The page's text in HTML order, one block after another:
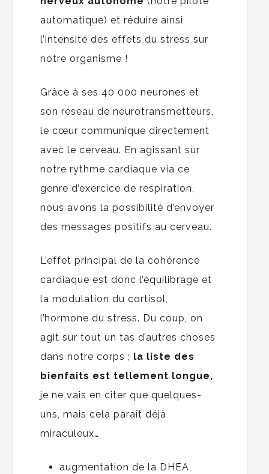
automatique) et réduire ainsi
l’intensité des effets du stress sur
notre organisme !
Grâce à ses 40 000 neurones et
son réseau de neurotransmetteurs,
le cœur communique directement
avec le cerveau. En agissant sur
notre rythme cardiaque via ce
genre d’exercice de respiration,
nous avons la possibilité d’envoyer
des messages positifs au cerveau.
L’effet principal de la cohérence
cardiaque est donc l’équilibrage et
la modulation du cortisol,
l’hormone du stress. Du coup, on
agit sur tout un tas d’autres choses
dans notre corps ; la liste des
bienfaits est tellement longue,
je ne vais en citer que quelques-
uns, mais cela paraît déjà
miraculeux…
augmentation de la DHEA,